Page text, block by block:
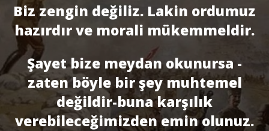
Biz zengin değiliz. Lakin ordumuz
hazırdır ve morali mükemmeldir.
Şayet bize meydan okunursa -
zaten böyle bir şey muhtemel
değildir-buna karşılık
verebileceğimizden emin olunuz.